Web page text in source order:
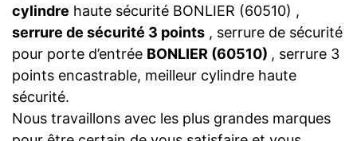
cylindre haute sécurité BONLIER (60510) ,
serrure de sécurité 3 points , serrure de sécurité
pour porte d’entrée BONLIER (60510) , serrure 3
points encastrable, meilleur cylindre haute
sécurité.
Nous travaillons avec les plus grandes marques